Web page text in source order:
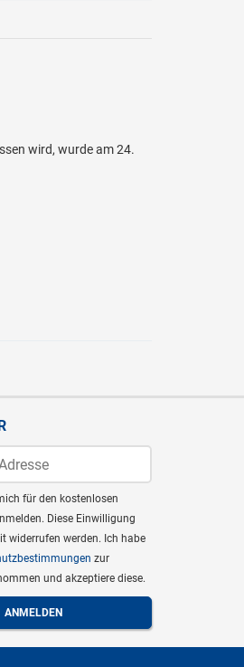
wird, wurde am 24.
für den kostenlosen
Diese Einwilligung
widerrufen werden. Ich habe
zur
und akzeptiere diese.